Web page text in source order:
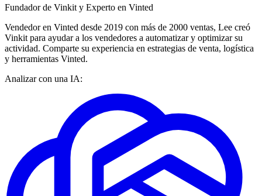
Fundador de Vinkit y Experto en Vinted
Vendedor en Vinted desde 2019 con más de 2000 ventas, Lee creó
Vinkit para ayudar a los vendedores a automatizar y optimizar su
actividad. Comparte su experiencia en estrategias de venta, logística
y herramientas Vinted.
Analizar con una IA: